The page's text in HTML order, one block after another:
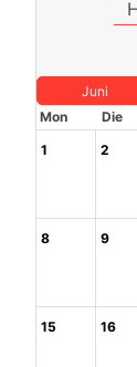
Juni
Mon
Die
1
2
8 9
15 16